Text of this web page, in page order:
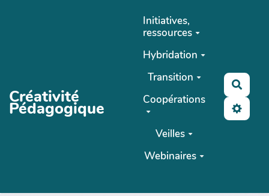
Créativité
Pédagogique
Initiatives,
ressources
Hybridation
Transition
Coopérations
Veilles
Webinaires